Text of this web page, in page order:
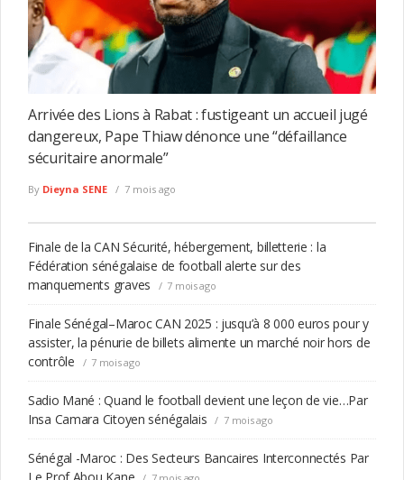
Arrivée des Lions à Rabat : fustigeant un accueil jugé
dangereux, Pape Thiaw dénonce une “défaillance
sécuritaire anormale”
By Dieyna SENE 7 mois ago
Finale de la CAN Sécurité, hébergement, billetterie : la
Fédération sénégalaise de football alerte sur des
manquements graves
7 mois ago
Finale Sénégal–Maroc CAN 2025 : jusqu’à 8 000 euros pour y
assister, la pénurie de billets alimente un marché noir hors de
contrôle
7 mois ago
Sadio Mané : Quand le football devient une leçon de vie…Par
Insa Camara Citoyen sénégalais
7 mois ago
Sénégal -Maroc : Des Secteurs Bancaires Interconnectés Par